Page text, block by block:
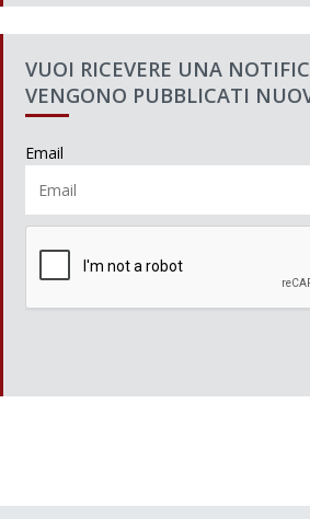
VUOI RICEVERE UNA
VENGONO PUBBLICATI
Email